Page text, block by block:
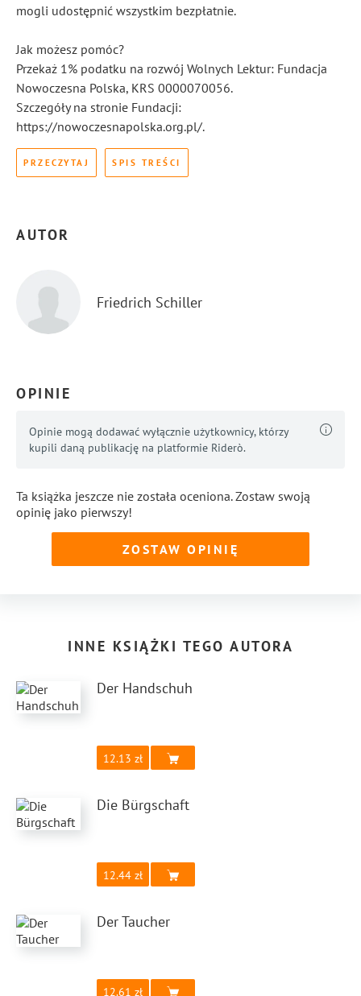
mogli udostępnić wszystkim bezpłatnie.
Jak możesz pomóc?
Przekaż 1% podatku na rozwój Wolnych Lektur: Fundacja
Nowoczesna Polska, KRS 0000070056.
Szczegóły na stronie Fundacji:
https://nowoczesnapolska.org.pl/.
PRZECZYTAJ SPIS TREŚCI
AUTOR
Friedrich Schiller
OPINIE
Opinie mogą dodawać wyłącznie użytkownicy, którzy
kupili daną publikację na platformie Riderò.
Ta książka jeszcze nie została oceniona. Zostaw swoją
opinię jako pierwszy!
ZOSTAW OPINIĘ
INNE KSIĄŻKI TEGO AUTORA
Der Handschuh
12.13
Die Bürgschaft
12.44
Der Taucher
12.61